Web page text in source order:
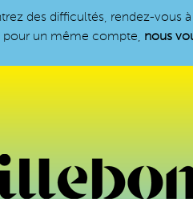
des difficultés, rendez-vous
pour un même compte, nous